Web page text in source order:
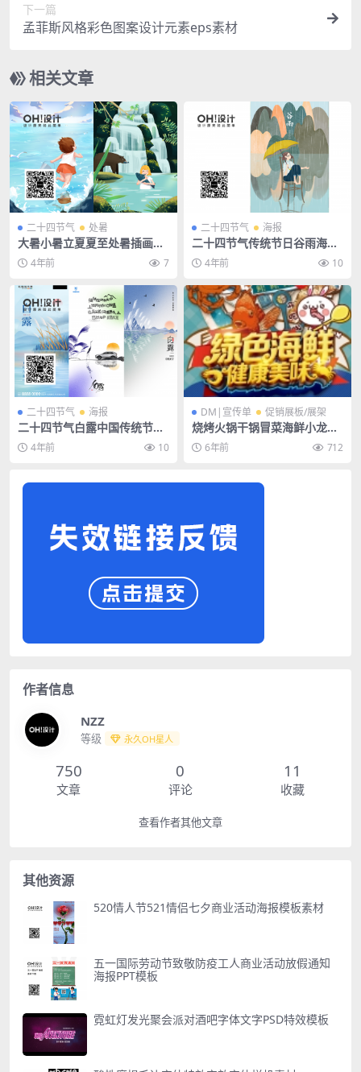
下一篇
孟菲斯风格彩色图案设计元素eps素材
相关文章
二十四节气 处暑
大暑小暑立夏夏至处暑插画商
业活动海报启动页PSD素材模
板 4年前 7
二十四节气 海报
二十四节气传统节日谷雨海报
模板4年前 10
二十四节气 海报
二十四节气白露中国传统节日
商业海报宣传活动模板PSD素
材 4年前 10
DM|宣传单 促销展板/展架
烧烤火锅干锅冒菜海鲜小龙虾
牛排披萨面条面食饺子美食海
报宣传单PS模板
6年前 712
作者信息
NZZ
等级 永久OH星人
750
文章
0
评论
11
收藏
查看作者其他文章
其他资源
520情人节521情侣七夕商业活动海报模板素材
五一国际劳动节致敬防疫工人商业活动放假通知
海报PPT模板
霓虹灯发光聚会派对酒吧字体文字PSD特效模板